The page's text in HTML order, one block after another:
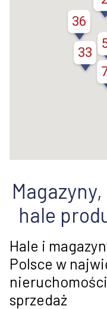
36
33
hale
Hale i
Polsce w
sprzedaż